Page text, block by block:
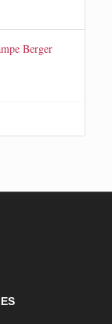
Berger